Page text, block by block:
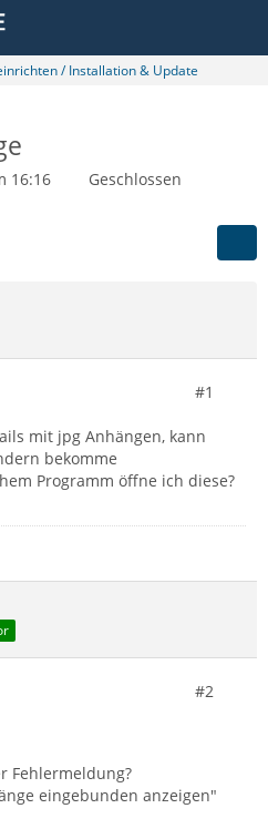
/ Installation & Update
16:16
Geschlossen
#1
mit jpg Anhängen, kann
bekomme
Programm öffne ich diese?
#2
Fehlermeldung?
eingebunden anzeigen"